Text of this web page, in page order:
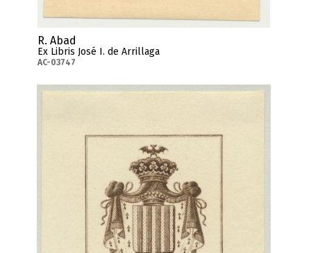
R. Abad
Ex Libris José I. de Arrillaga
AC-03747